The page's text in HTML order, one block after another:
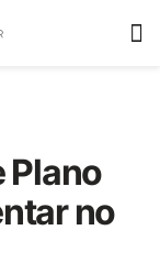
Plano
no